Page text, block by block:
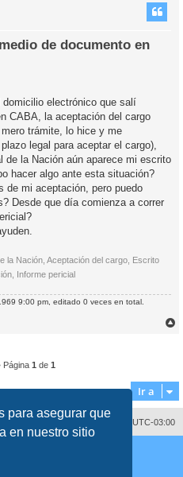
para asegurar que
en nuestro sitio
de documento en
electrónico que salí
CABA, la aceptación del cargo
trámite, lo hice y me
legal para aceptar el cargo),
de la Nación aún aparece mi escrito
hacer algo ante esta situación?
de mi aceptación, pero puedo
Desde que día comienza a correr
la Nación, Aceptación del cargo, Escrito
Informe pericial
9:00 pm, editado 0 veces en total.
Página 1 de 1
Ir a
Todos los horarios son UTC-03:00
cookies
Limited